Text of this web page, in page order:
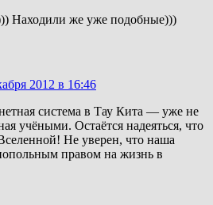
Находили же уже подобные)))
2012 в 16:46
система в Тау Кита — уже не
учёными. Остаётся надеяться, что
Не уверен, что наша
правом на жизнь в